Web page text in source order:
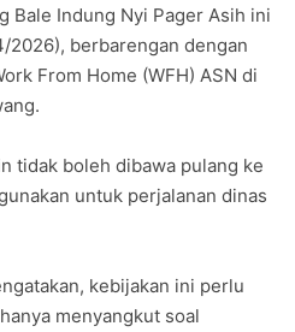
Bale Indung Nyi Pager Asih ini
2026), berbarengan dengan
From Home (WFH) ASN di
tidak boleh dibawa pulang ke
untuk perjalanan dinas
kebijakan ini perlu
menyangkut soal